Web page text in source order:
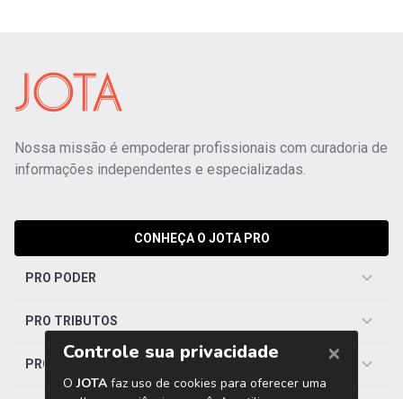
Nossa missão é empoderar profissionais com curadoria de
informações independentes e especializadas.
CONHEÇA O JOTA PRO
PRO PODER
PRO TRIBUTOS
PRO TRABALHISTA